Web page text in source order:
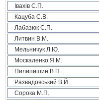
Івахів С.П.
Кацуба С.В.
Лабазюк С.П.
Литвин В.М.
Мельничук Л.Ю.
Москаленко Я.М.
Пилипишин В.П.
Развадовський В.Й.
Сорока М.П.